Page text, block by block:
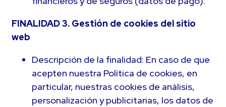
FINALIDAD 3. Gestión de cookies del sitio
web
Descripción de la finalidad: En caso de que
acepten nuestra Política de cookies, en
particular, nuestras cookies de análisis,
personalización y publicitarias, los datos de